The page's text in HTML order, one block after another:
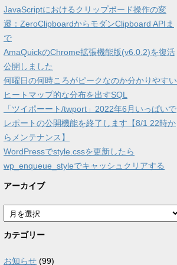
JavaScriptにおけるクリップボード操作の変
遷：ZeroClipboardからモダンClipboard APIま
で
AmaQuickのChrome拡張機能版(v6.0.2)を復活
公開しました
何曜日の何時ころがピークなのか分かりやすい
ヒートマップ的な分布を出すSQL
「ツイポーート/twport」2022年6月いっぱいで
レポートの公開機能を終了します【8/1 22時か
らメンテナンス】
WordPressでstyle.cssを更新したら
wp_enqueue_styleでキャッシュクリアする
アーカイブ
ア
ー
カ
ブ
カテゴリー
お知らせ (99)